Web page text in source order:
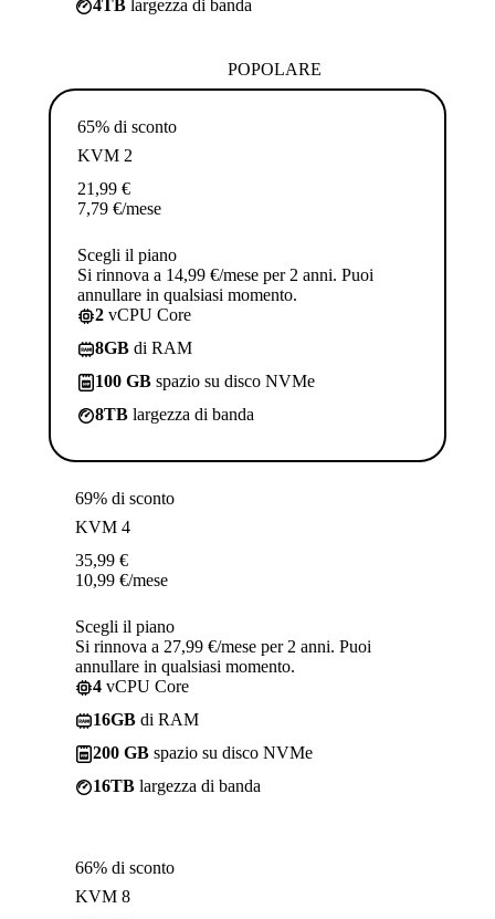
4TB largezza di banda
POPOLARE
65% di sconto
KVM 2
21,99 €
7,79 €/mese
Scegli il piano
Si rinnova a 14,99 €/mese per 2 anni. Puoi
annullare in qualsiasi momento.
2 vCPU Core
8GB di RAM
100 GB spazio su disco NVMe
8TB largezza di banda
69% di sconto
KVM 4
35,99 €
10,99 €/mese
Scegli il piano
Si rinnova a 27,99 €/mese per 2 anni. Puoi
annullare in qualsiasi momento.
4 vCPU Core
16GB di RAM
200 GB spazio su disco NVMe
16TB largezza di banda
66% di sconto
KVM 8